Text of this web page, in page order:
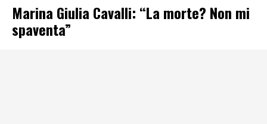
Marina Giulia Cavalli: “La morte? Non mi
spaventa”